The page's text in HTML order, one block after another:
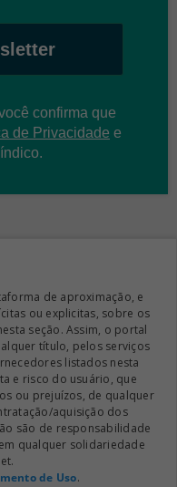
confirma que
de Privacidade e
de aproximação, e
ou explicitas, sobre os
seção. Assim, o portal
título, pelos serviços
listados nesta
e risco do usuário, que
ou prejuízos, de qualquer
aquisição dos
são de responsabilidade
qualquer solidariedade
de Uso.